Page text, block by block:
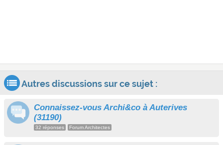
Autres discussions sur ce sujet :
Connaissez-vous Archi&co à Auterives
(31190)
32 réponses Forum Architectes